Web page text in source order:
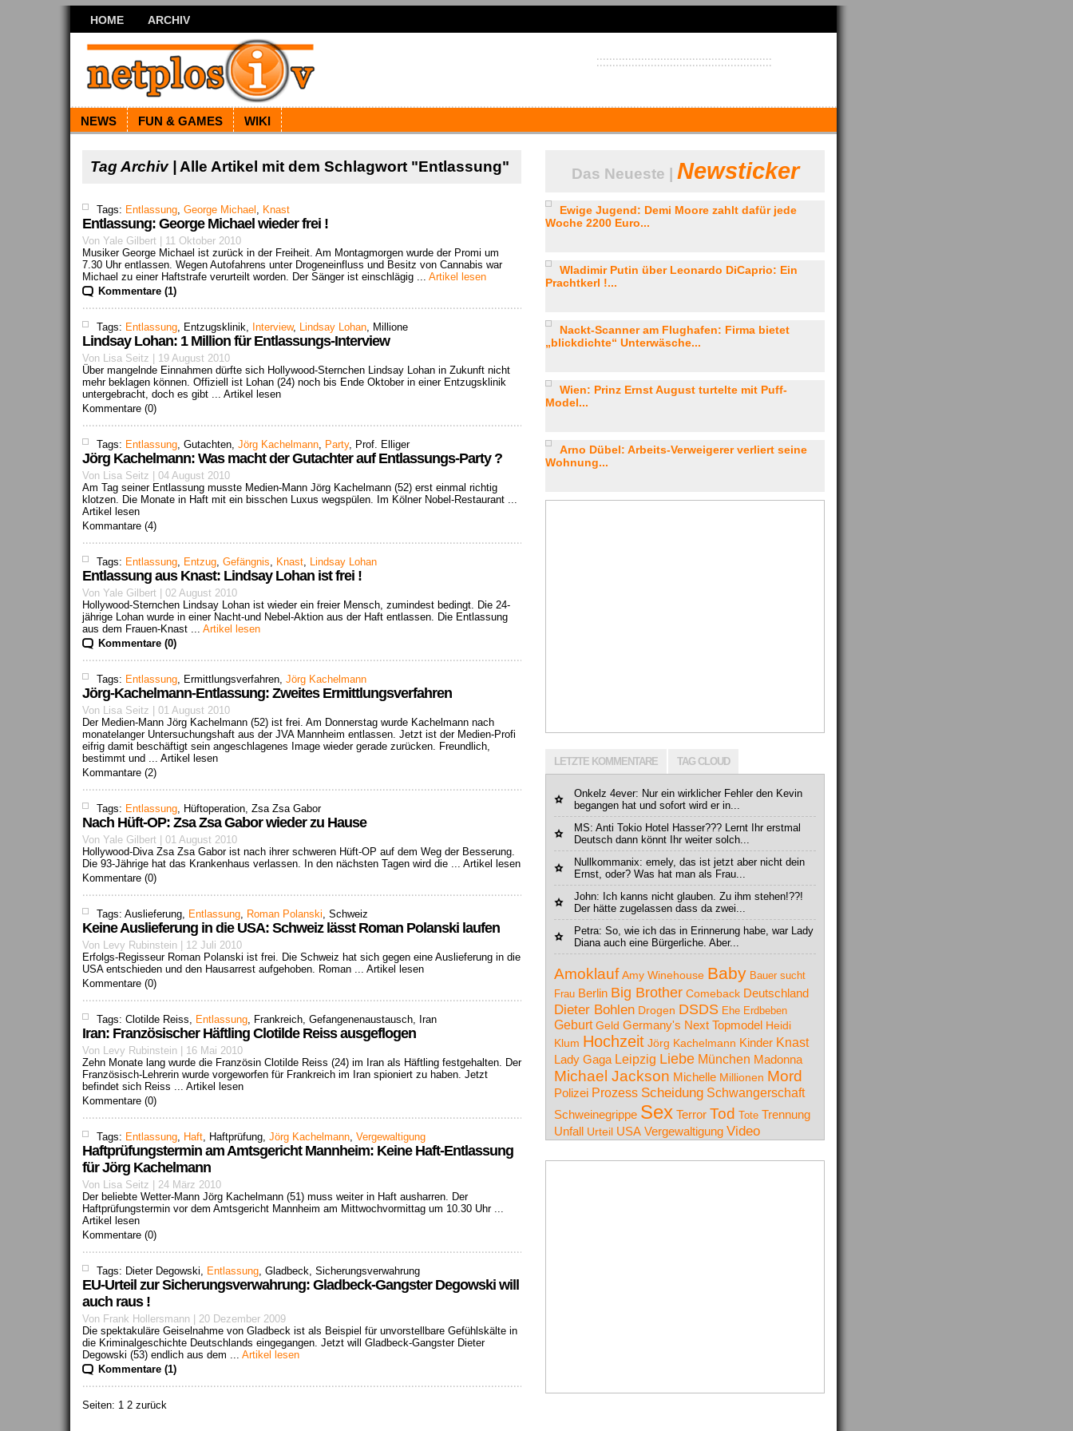
HOME ARCHIV
NEWS FUN & GAMES WIKI
Tag Archiv | Alle Artikel mit dem Schlagwort "Entlassung"
Tags: Entlassung, George Michael , Knast
Entlassung: George Michael wieder frei !
Von Yale Gilbert | 11 Oktober 2010
Musiker George Michael ist zurück in der Freiheit. Am Montagmorgen wurde der Promi um
7.30 Uhr entlassen. Wegen Autofahrens unter Drogeneinfluss und Besitz von Cannabis war
Michael zu einer Haftstrafe verurteilt worden. Der Sänger ist einschlägig ... Artikel lesen
Kommentare (1)
Tags: Entlassung, Entzugsklinik, Interview, Lindsay Lohan, Millione
Lindsay Lohan: 1 Million für Entlassungs-Interview
Von Lisa Seitz | 19 August 2010
Über mangelnde Einnahmen dürfte sich Hollywood-Sternchen Lindsay Lohan in Zukunft nicht
mehr beklagen können. Offiziell ist Lohan (24) noch bis Ende Oktober in einer Entzugsklinik
untergebracht, doch es gibt ... Artikel lesen
Kommentare (0)
Tags: Entlassung, Gutachten, Jörg Kachelmann, Party, Prof. Elliger
Jörg Kachelmann: Was macht der Gutachter auf Entlassungs-Party ?
Von Lisa Seitz | 04 August 2010
Am Tag seiner Entlassung musste Medien-Mann Jörg Kachelmann (52) erst einmal richtig
klotzen. Die Monate in Haft mit ein bisschen Luxus wegspülen. Im Kölner Nobel-Restaurant ...
Artikel lesen
Kommantare (4)
Tags: Entlassung, Entzug, Gefängnis, Knast, Lindsay Lohan
Entlassung aus Knast: Lindsay Lohan ist frei !
Von Yale Gilbert | 02 August 2010
Hollywood-Sternchen Lindsay Lohan ist wieder ein freier Mensch, zumindest bedingt. Die 24-
jährige Lohan wurde in einer Nacht-und Nebel-Aktion aus der Haft entlassen. Die Entlassung
aus dem Frauen-Knast ... Artikel lesen
Kommentare (0)
Tags: Entlassung, Ermittlungsverfahren, Jörg Kachelmann
Jörg-Kachelmann-Entlassung: Zweites Ermittlungsverfahren
Von Lisa Seitz | 01 August 2010
Der Medien-Mann Jörg Kachelmann (52) ist frei. Am Donnerstag wurde Kachelmann nach
monatelanger Untersuchungshaft aus der JVA Mannheim entlassen. Jetzt ist der Medien-Profi
eifrig damit beschäftigt sein angeschlagenes Image wieder gerade zurücken. Freundlich,
bestimmt und ... Artikel lesen
Kommantare (2)
Tags: Entlassung, Hüftoperation, Zsa Zsa Gabor
Nach Hüft-OP: Zsa Zsa Gabor wieder zu Hause
Von Yale Gilbert | 01 August 2010
Hollywood-Diva Zsa Zsa Gabor ist nach ihrer schweren Hüft-OP auf dem Weg der Besserung.
Die 93-Jährige hat das Krankenhaus verlassen. In den nächsten Tagen wird die ... Artikel lesen
Kommentare (0)
Tags: Auslieferung, Entlassung, Roman Polanski, Schweiz
Keine Auslieferung in die USA: Schweiz lässt Roman Polanski laufen
Von Levy Rubinstein | 12 Juli 2010
Erfolgs-Regisseur Roman Polanski ist frei. Die Schweiz hat sich gegen eine Auslieferung in die
USA entschieden und den Hausarrest aufgehoben. Roman ... Artikel lesen
Kommentare (0)
Tags: Clotilde Reiss, Entlassung, Frankreich, Gefangenenaustausch, Iran
Iran: Französischer Häftling Clotilde Reiss ausgeflogen
Von Levy Rubinstein | 16 Mai 2010
Zehn Monate lang wurde die Französin Clotilde Reiss (24) im Iran als Häftling festgehalten. Der
Französisch-Lehrerin wurde vorgeworfen für Frankreich im Iran spioniert zu haben. Jetzt
befindet sich Reiss ... Artikel lesen
Kommentare (0)
Tags: Entlassung, Haft, Haftprüfung, Jörg Kachelmann, Vergewaltigung
Haftprüfungstermin am Amtsgericht Mannheim: Keine Haft-Entlassung
für Jörg Kachelmann
Von Lisa Seitz | 24 März 2010
Der beliebte Wetter-Mann Jörg Kachelmann (51) muss weiter in Haft ausharren. Der
Haftprüfungstermin vor dem Amtsgericht Mannheim am Mittwochvormittag um 10.30 Uhr ...
Artikel lesen
Kommentare (0)
Tags: Dieter Degowski, Entlassung, Gladbeck, Sicherungsverwahrung
EU-Urteil zur Sicherungsverwahrung: Gladbeck-Gangster Degowski will
auch raus !
Von Frank Hollersmann | 20 Dezember 2009
Die spektakuläre Geiselnahme von Gladbeck ist als Beispiel für unvorstellbare Gefühlskälte in
die Kriminalgeschichte Deutschlands eingegangen. Jetzt will Gladbeck-Gangster Dieter
Degowski (53) endlich aus dem ... Artikel lesen
Kommentare (1)
Seiten: 1 2 zurück
Das Neueste | Newsticker
Ewige Jugend: Demi Moore zahlt dafür jede
Woche 2200 Euro...
Wladimir Putin über Leonardo DiCaprio: Ein
Prachtkerl !...
Nackt-Scanner am Flughafen: Firma bietet
„blickdichte“ Unterwäsche...
Wien: Prinz Ernst August turtelte mit Puff-
Model...
Arno Dübel: Arbeits-Verweigerer verliert seine
Wohnung...
LETZTE KOMMENTARE TAG CLOUD
Onkelz 4ever: Nur ein wirklicher Fehler den Kevin
begangen hat und sofort wird er in...
MS: Anti Tokio Hotel Hasser??? Lernt Ihr erstmal
Deutsch dann könnt Ihr weiter solch...
Nullkommanix: emely, das ist jetzt aber nicht dein
Ernst, oder? Was hat man als Frau...
John: Ich kanns nicht glauben. Zu ihm stehen!??!
Der hätte zugelassen dass da zwei...
Petra: So, wie ich das in Erinnerung habe, war Lady
Diana auch eine Bürgerliche. Aber...
Amoklauf Amy Winehouse Baby Bauer sucht
Frau Berlin Big Brother Comeback Deutschland
Dieter Bohlen Drogen DSDS Ehe Erdbeben
Geburt Geld Germany's Next Topmodel Heidi
Klum Hochzeit Jörg Kachelmann Kinder Knast
Lady Gaga Leipzig Liebe München Madonna
Michael Jackson Michelle Millionen Mord
Polizei Prozess Scheidung Schwangerschaft
Schweinegrippe Sex Terror Tod Tote Trennung
Unfall Urteil USA Vergewaltigung Video